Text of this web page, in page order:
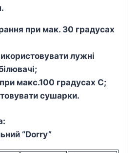
при мак. 30 градусах
лужні
макс.100 градусах С;
сушарки.
“Dorry”